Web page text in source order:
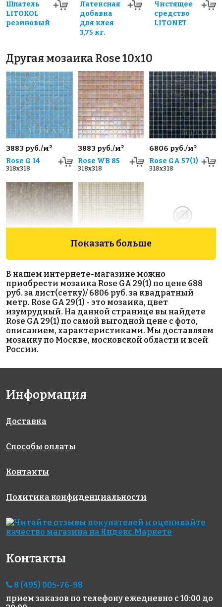
Шпатель
LITOKOL
резиновый
Латексная
добавка
для клея
3,75 кг.
Чистящее
средство
LITONET
Другая мозаика Rose 10x10
3883 руб./м²
Rose G 14
318x318
3883 руб./м²
Rose WB 85
318x318
6806 руб./м²
Rose GA 57(1)
318x318
8857 руб./м²
Rose AJ
135+1(2+)
318x318
7929 руб./м²
Rose AJ
132+1(2)
318x318
5023 руб./м²
Golden Effect
GE13-10
318x318
Rose AJ
65+7(2)
Rose GA 62(1)
318x318
12244 руб./м²
94+1(3+)
318x318
8857 руб./м²
26+3(2+)
318x318
Показать больше
В нашем интернете-магазине можно
приобрести мозаика Rose GA 29(1) по цене 688
руб. за лист(сетку)/ 6806 руб. за квадратный
метр. Rose GA 29(1) - это мозаика, цвет
изумрудный. На данной странице вы найдете
Rose GA 29(1) по самой выгодной цене с фото,
описанием, характеристиками. Мы доставляем
мозаику по Москве, московской области и всей
России.
Информация
Доставка
Способы оплаты
Контакты
Политика конфиденциальности
Контакты
8 (495) 005-76-98
прием заказов по телефону ежедневно с 10:00 до